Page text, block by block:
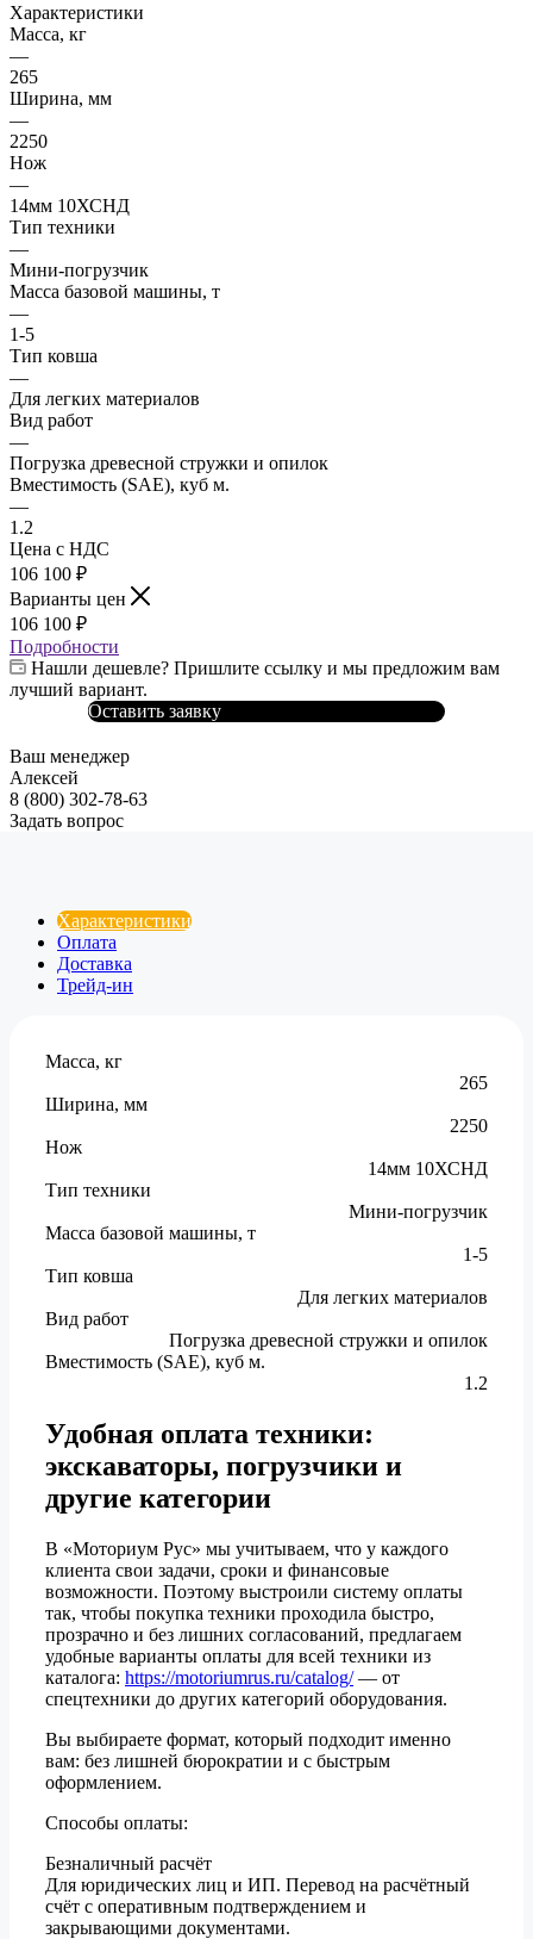
Характеристики
Масса, кг
—
265
Ширина, мм
—
2250
Нож
—
14мм 10ХСНД
Тип техники
—
Мини-погрузчик
Масса базовой машины, т
—
1-5
Тип ковша
—
Для легких материалов
Вид работ
—
Погрузка древесной стружки и опилок
Вместимость (SAE), куб м.
—
1.2
Цена с НДС
106 100 ₽
Варианты цен
106 100 ₽
Подробности
Нашли дешевле? Пришлите ссылку и мы предложим вам
лучший вариант.
Оставить заявку
Ваш менеджер
Алексей
8 (800) 302-78-63
Задать вопрос
Характеристики
Оплата
Доставка
Трейд-ин
Масса, кг
265
Ширина, мм
2250
Нож
14мм 10ХСНД
Тип техники
Мини-погрузчик
Масса базовой машины, т
1-5
Тип ковша
Для легких материалов
Вид работ
Погрузка древесной стружки и опилок
Вместимость (SAE), куб м.
1.2
Удобная оплата техники:
экскаваторы, погрузчики и
другие категории
В «Моториум Рус» мы учитываем, что у каждого
клиента свои задачи, сроки и финансовые
возможности. Поэтому выстроили систему оплаты
так, чтобы покупка техники проходила быстро,
прозрачно и без лишних согласований, предлагаем
удобные варианты оплаты для всей техники из
каталога: https://motoriumrus.ru/catalog/— от
спецтехники до других категорий оборудования.
Вы выбираете формат, который подходит именно
вам: без лишней бюрократии и с быстрым
оформлением.
Способы оплаты:
Безналичный расчёт
Для юридических лиц и ИП. Перевод на расчётный
счёт с оперативным подтверждением и
закрывающими документами.